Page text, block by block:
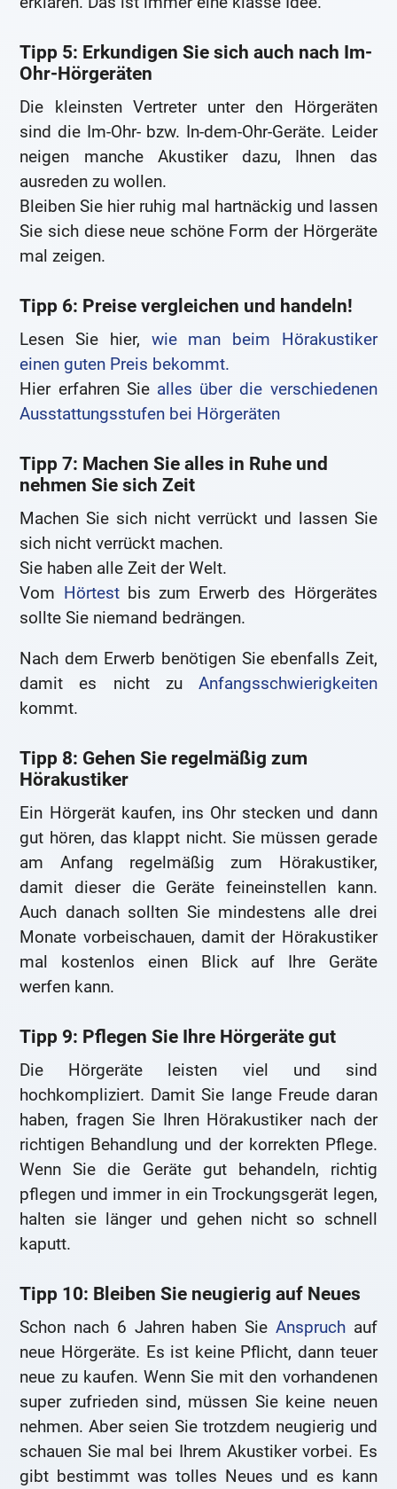
Tipp 5: Erkundigen Sie sich auch nach Im-
Ohr-Hörgeräten
Die kleinsten Vertreter unter den Hörgeräten
sind die Im-Ohr- bzw. In-dem-Ohr-Geräte. Leider
neigen manche Akustiker dazu, Ihnen das
ausreden zu wollen.
Bleiben Sie hier ruhig mal hartnäckig und lassen
Sie sich diese neue schöne Form der Hörgeräte
mal zeigen.
Tipp 6: Preise vergleichen und handeln!
Lesen Sie hier, wie man beim Hörakustiker
einen guten Preis bekommt.
Hier erfahren Siealles über die verschiedenen
Ausstattungsstufen bei Hörgeräten
Tipp 7: Machen Sie alles in Ruhe und
nehmen Sie sich Zeit
Machen Sie sich nicht verrückt und lassen Sie
sich nicht verrückt machen.
Sie haben alle Zeit der Welt.
Vom Hörtestbis zum Erwerb des Hörgerätes
sollte Sie niemand bedrängen.
Nach dem Erwerb benötigen Sie ebenfalls Zeit,
damit es nicht zu Anfangsschwierigkeiten
kommt.
Tipp 8: Gehen Sie regelmäßig zum
Hörakustiker
Ein Hörgerät kaufen, ins Ohr stecken und dann
gut hören, das klappt nicht. Sie müssen gerade
am Anfang regelmäßig zum Hörakustiker,
damit dieser die Geräte feineinstellen kann.
Auch danach sollten Sie mindestens alle drei
Monate vorbeischauen, damit der Hörakustiker
mal kostenlos einen Blick auf Ihre Geräte
werfen kann.
Tipp 9: Pflegen Sie Ihre Hörgeräte gut
Die Hörgeräte leisten viel und sind
hochkompliziert. Damit Sie lange Freude daran
haben, fragen Sie Ihren Hörakustiker nach der
richtigen Behandlung und der korrekten Pflege.
Wenn Sie die Geräte gut behandeln, richtig
pflegen und immer in ein Trockungsgerät legen,
halten sie länger und gehen nicht so schnell
kaputt.
Tipp 10: Bleiben Sie neugierig auf Neues
Schon nach 6 Jahren haben Sie Anspruchauf
neue Hörgeräte. Es ist keine Pflicht, dann teuer
neue zu kaufen. Wenn Sie mit den vorhandenen
super zufrieden sind, müssen Sie keine neuen
nehmen. Aber seien Sie trotzdem neugierig und
schauen Sie mal bei Ihrem Akustiker vorbei. Es
gibt bestimmt was tolles Neues und es kann